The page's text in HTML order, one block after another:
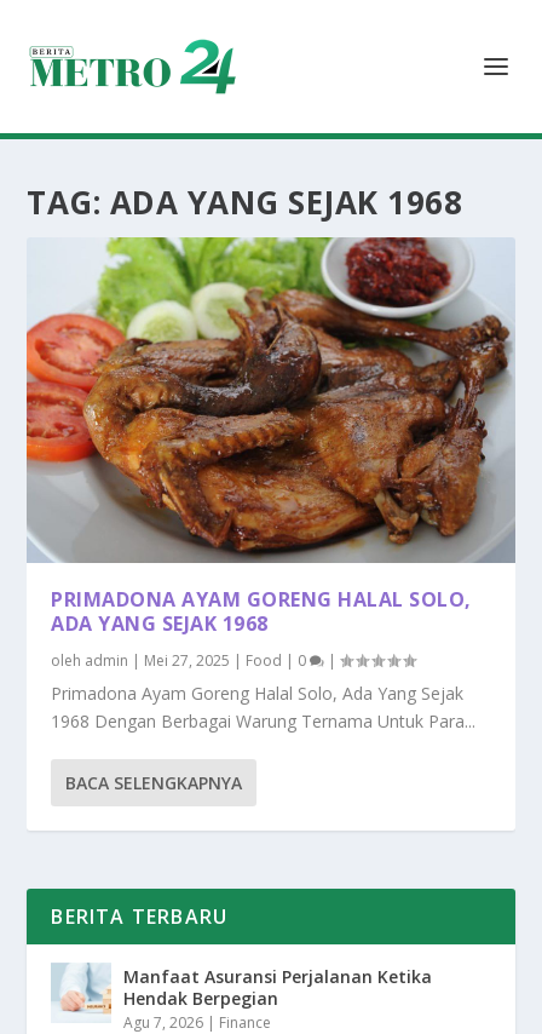
TAG: ADA YANG SEJAK 1968
PRIMADONA AYAM GORENG HALAL SOLO,
ADA YANG SEJAK 1968
oleh admin | Mei 27, 2025 | Food | 0 |
Primadona Ayam Goreng Halal Solo, Ada Yang Sejak
1968 Dengan Berbagai Warung Ternama Untuk Para...
BACA SELENGKAPNYA
BERITA TERBARU
Manfaat Asuransi Perjalanan Ketika
Hendak Berpegian
Agu 7, 2026 | Finance